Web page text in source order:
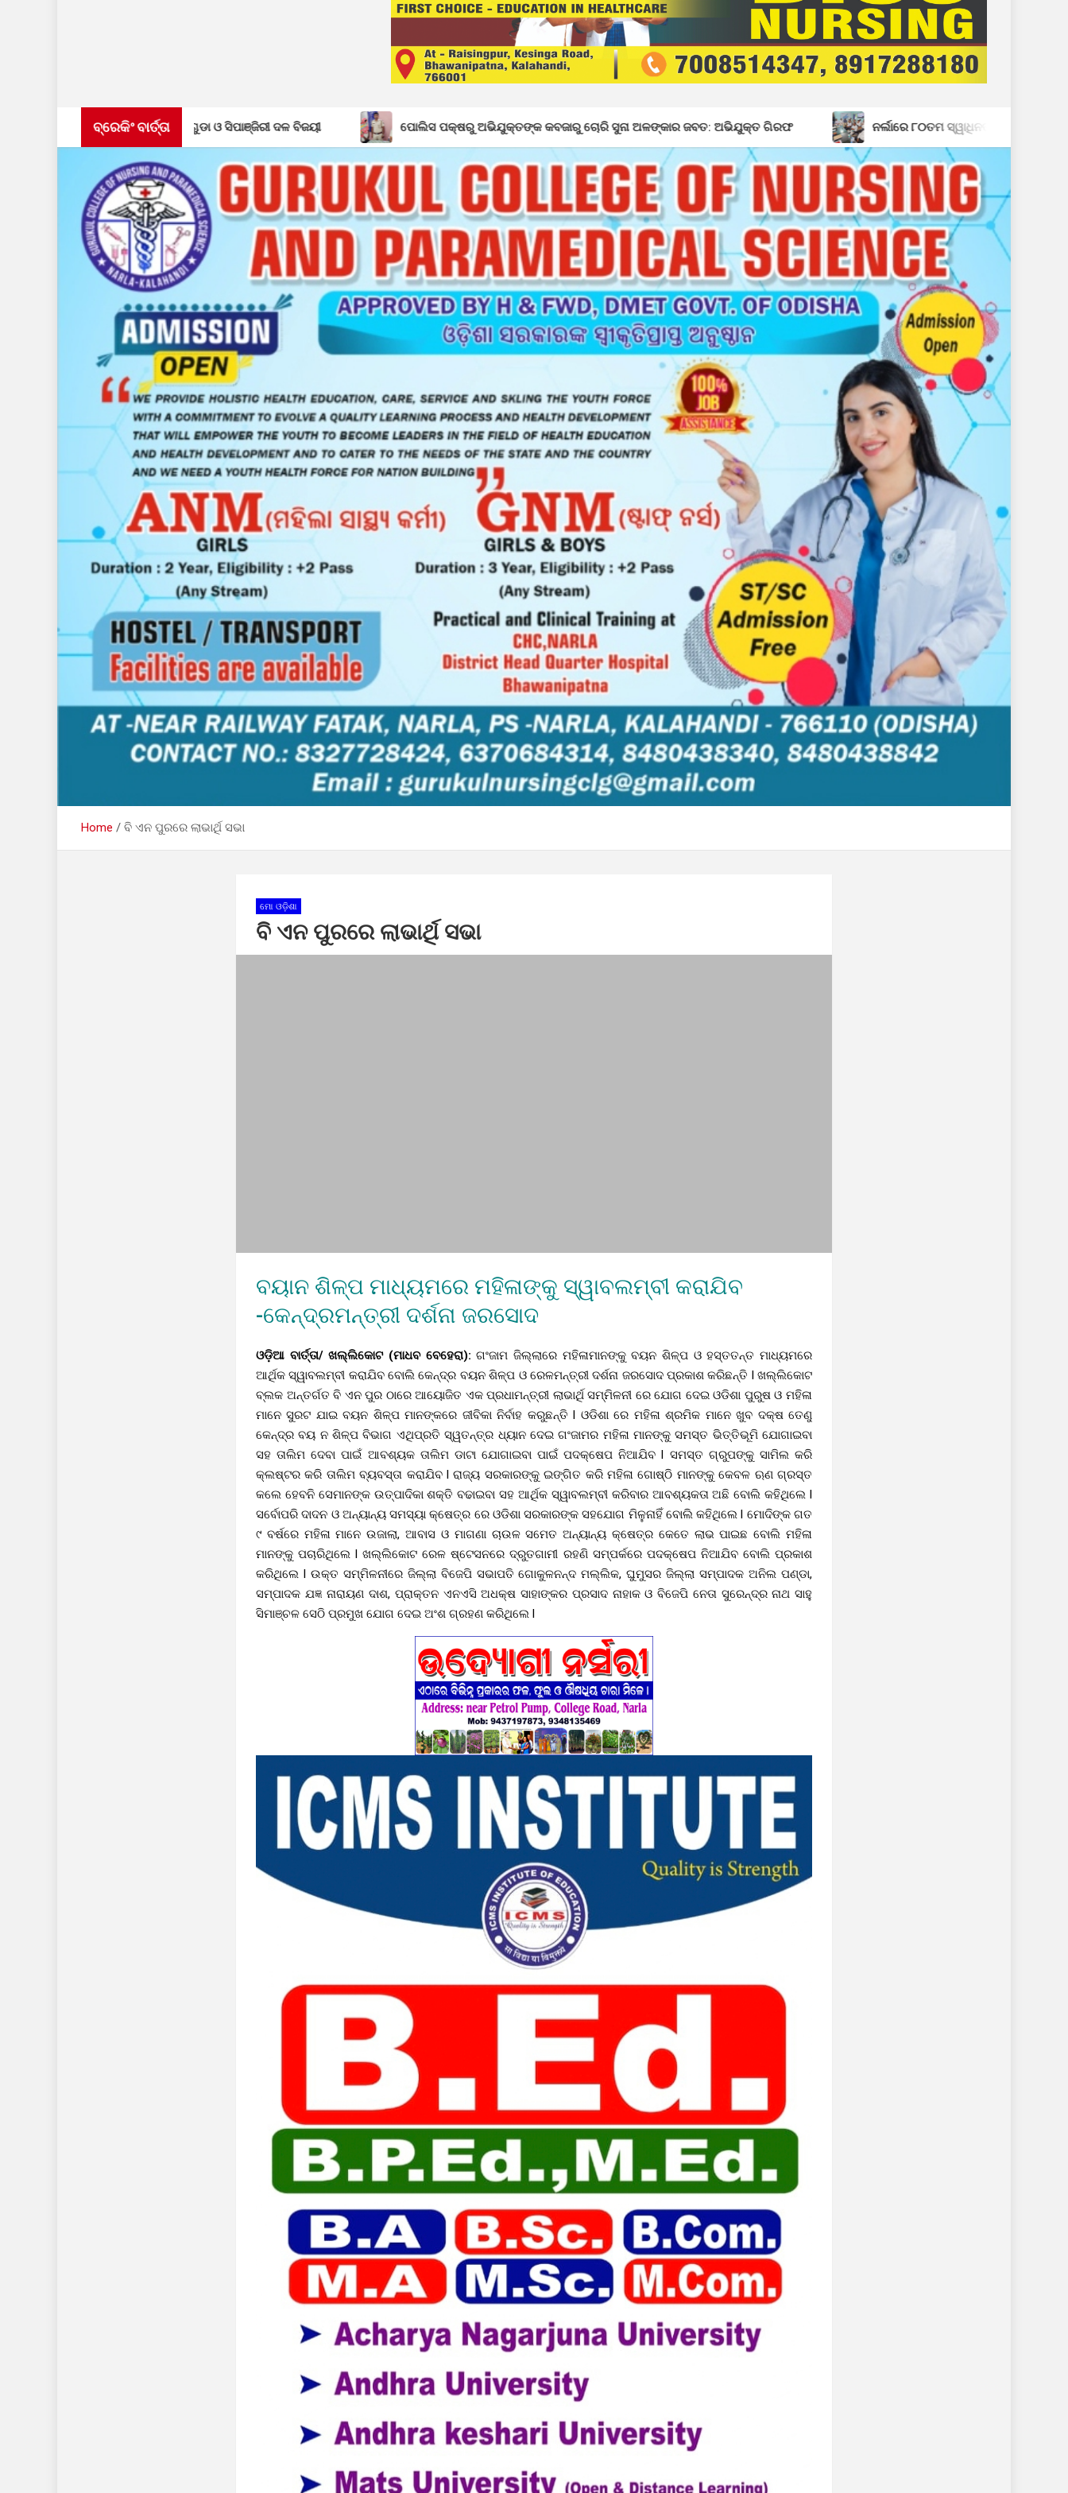
ବ୍ରେକିଂ ବାର୍ତ୍ତା
ବାଲିଗୁଡା ଓ ସିପାଞ୍ଜିରୀ ଦଳ ବିଜୟୀ ପୋଲିସ ପକ୍ଷରୁ ଅଭିଯୁକ୍ତଙ୍କ କବଜାରୁ ଚୋରି ସୁନା ଅଳଙ୍କାର ଜବତ: ଅଭିଯୁକ୍ତ ଗିରଫ ନର୍ଲାରେ ୮୦ତମ ସ୍ୱାଧିନତା ଦିବସ ପାଳନ ପାଇଁ ପ୍ରସ୍ତୁତି ବୈଠକ
Home ବି ଏନ ପୁରରେ ଲାଭାର୍ଥି ସଭା
ମୋ ଓଡ଼ିଶା
ବି ଏନ ପୁରରେ ଲାଭାର୍ଥି ସଭା
ବୟାନ ଶିଳ୍ପ ମାଧ୍ୟମରେ ମହିଳାଙ୍କୁ ସ୍ୱାବଲମ୍ବୀ କରାଯିବ
-କେନ୍ଦ୍ରମନ୍ତ୍ରୀ ଦର୍ଶନା ଜରସୋଦ
ଓଡ଼ିଆ ବାର୍ତ୍ତା/ ଖଲ୍ଲିକୋଟ (ମାଧବ ବେହେରା): ଗଂଜାମ ଜିଲ୍ଲାରେ ମହିଳାମାନଙ୍କୁ ବୟନ ଶିଳ୍ପ ଓ ହସ୍ତତନ୍ତ ମାଧ୍ୟମରେ
ଆର୍ଥିକ ସ୍ୱାବଲମ୍ବୀ କରାଯିବ ବୋଲି କେନ୍ଦ୍ର ବୟନ ଶିଳ୍ପ ଓ ରେଳମନ୍ତ୍ରୀ ଦର୍ଶନା ଜରସୋଦ ପ୍ରକାଶ କରିଛନ୍ତି l ଖଲ୍ଲିକୋଟ
ବ୍ଲକ ଅନ୍ତର୍ଗତ ବି ଏନ ପୁର ଠାରେ ଆୟୋଜିତ ଏକ ପ୍ରଧାମନ୍ତ୍ରୀ ଲାଭାର୍ଥି ସମ୍ମିଳନୀ ରେ ଯୋଗ ଦେଇ ଓଡିଶା ପୁରୁଷ ଓ ମହିଳା
ମାନେ ସୁରଟ ଯାଇ ବୟନ ଶିଳ୍ପ ମାନଙ୍କରେ ଜୀବିକା ନିର୍ବାହ କରୁଛନ୍ତି l ଓଡିଶା ରେ ମହିଳା ଶ୍ରମିକ ମାନେ ଖୁବ ଦକ୍ଷ ତେଣୁ
କେନ୍ଦ୍ର ବୟ ନ ଶିଳ୍ପ ବିଭାଗ ଏଥିପ୍ରତି ସ୍ୱତନ୍ତ୍ର ଧ୍ୟାନ ଦେଇ ଗଂଜାମର ମହିଳା ମାନଙ୍କୁ ସମସ୍ତ ଭିତ୍ତିଭୂମି ଯୋଗାଇବା
ସହ ତାଲିମ ଦେବା ପାଇଁ ଆବଶ୍ୟକ ତାଲିମ ଡାଟା ଯୋଗାଇବା ପାଇଁ ପଦକ୍ଷେପ ନିଆଯିବ l ସମସ୍ତ ଗ୍ରୁପଙ୍କୁ ସାମିଲ କରି
କ୍ଲଷ୍ଟର କରି ତାଲିମ ବ୍ୟବସ୍ତା କରାଯିବ l ରାଜ୍ୟ ସରକାରଙ୍କୁ ଇଙ୍ଗିତ କରି ମହିଳା ଗୋଷ୍ଠି ମାନଙ୍କୁ କେବଳ ଋଣ ଗ୍ରସ୍ତ
କଲେ ହେବନି ସେମାନଙ୍କ ଉତ୍ପାଦିକା ଶକ୍ତି ବଢାଇବା ସହ ଆର୍ଥିକ ସ୍ୱାବଲମ୍ବୀ କରିବାର ଆବଶ୍ୟକତା ଅଛି ବୋଲି କହିଥିଲେ l
ସର୍ବୋପରି ଦାଦନ ଓ ଅନ୍ୟାନ୍ୟ ସମସ୍ୟା କ୍ଷେତ୍ର ରେ ଓଡିଶା ସରକାରଙ୍କ ସହଯୋଗ ମିଳୁନାହିଁ ବୋଲି କହିଥିଲେ l ମୋଦିଙ୍କ ଗତ
୯ ବର୍ଷରେ ମହିଳା ମାନେ ଉଜାଲା, ଆବାସ ଓ ମାଗଣା ଚାଉଳ ସମେତ ଅନ୍ୟାନ୍ୟ କ୍ଷେତ୍ର କେତେ ଲାଭ ପାଇଛ ବୋଲି ମହିଳା
ମାନଙ୍କୁ ପଚାରିଥିଲେ l ଖଲ୍ଲିକୋଟ ରେଳ ଷ୍ଟେସନରେ ଦ୍ରୁତଗାମୀ ରହଣି ସମ୍ପର୍କରେ ପଦକ୍ଷେପ ନିଆଯିବ ବୋଲି ପ୍ରକାଶ
କରିଥିଲେ l ଉକ୍ତ ସମ୍ମିଳନୀରେ ଜିଲ୍ଲା ବିଜେପି ସଭାପତି ଗୋକୁଳନନ୍ଦ ମଲ୍ଲିକ, ଘୁମୁସର ଜିଲ୍ଲା ସମ୍ପାଦକ ଅନିଲ ପଣ୍ଡା,
ସମ୍ପାଦକ ଯଜ୍ଞ ନାରାୟଣ ଦାଶ, ପ୍ରାକ୍ତନ ଏନଏସି ଅଧକ୍ଷ ସାହାଙ୍କର ପ୍ରସାଦ ନାହାକ ଓ ବିଜେପି ନେତା ସୁରେନ୍ଦ୍ର ନାଥ ସାହୁ
ସିମାଞ୍ଚଳ ସେଠି ପ୍ରମୁଖ ଯୋଗ ଦେଇ ଅଂଶ ଗ୍ରହଣ କରିଥିଲେ l